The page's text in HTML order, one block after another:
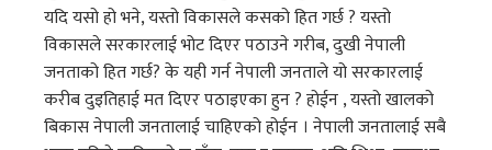
यदि यसो हो भने, यस्तो विकासले कसको हित गर्छ ? यस्तो
विकासले सरकारलाई भोट दिएर पठाउने गरीब, दुखी नेपाली
जनताको हित गर्छ? के यही गर्न नेपाली जनताले यो सरकारलाई
करीब दुइतिहाई मत दिएर पठाइएका हुन ? होईन , यस्तो खालको
बिकास नेपाली जनतालाई चाहिएको होईन । नेपाली जनतालाई सबै